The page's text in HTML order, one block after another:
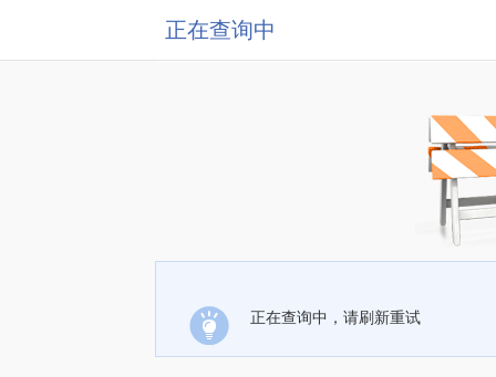
正在查询中
正在查询中，请刷新重试